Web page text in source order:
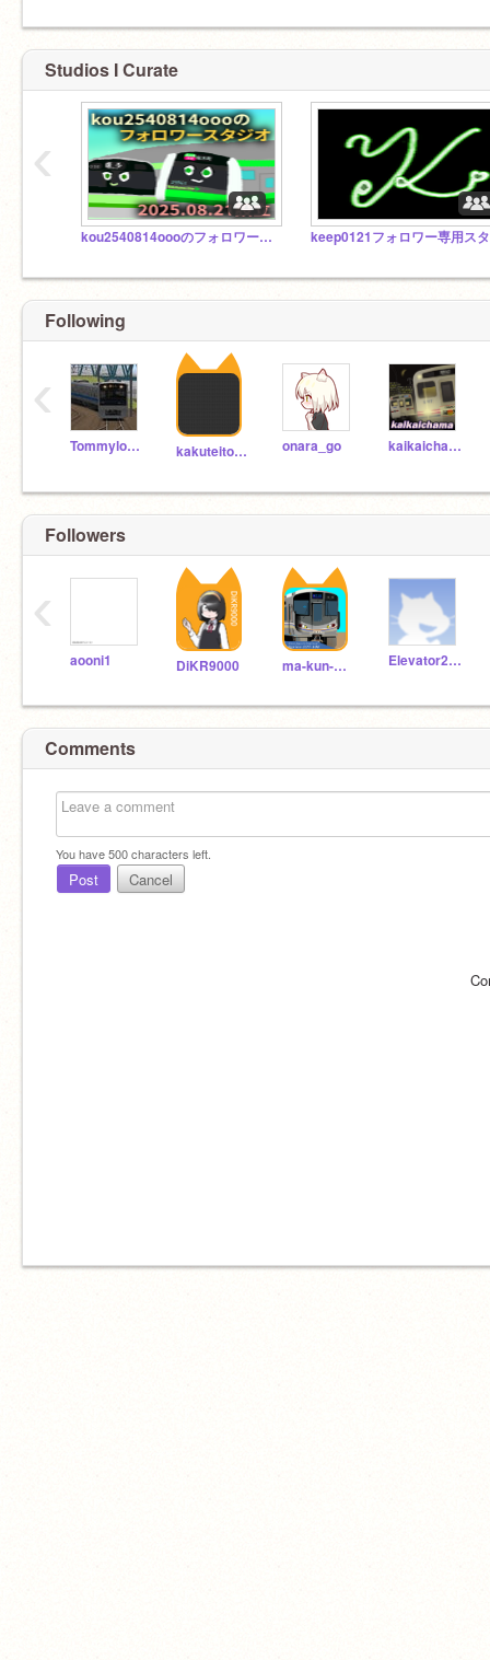
Studios I Curate
kou2540814oooのフォロワースタジオ！
‹
Following
Tommylongeyelashes kakuteitokorozawa onara_go kaikaichama
‹
Followers
aooni1 DiKR9000 ma-kun-ma-kun Elevator2014
‹
Comments
You have500characters left.
Post Cancel